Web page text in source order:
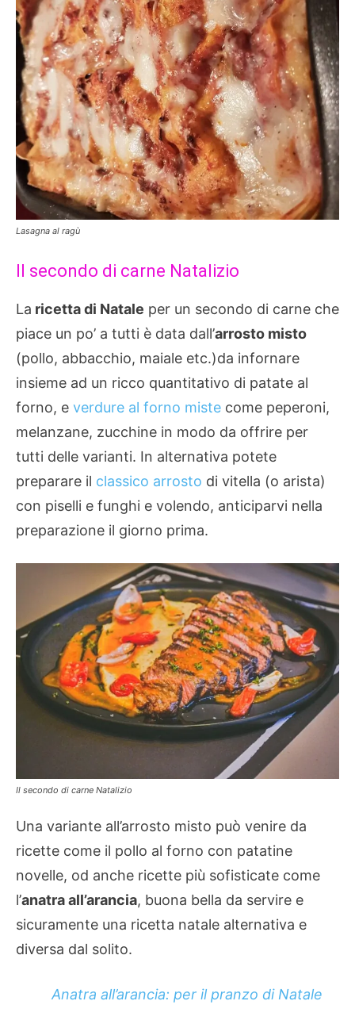
Lasagna al ragù
Il secondo di carne Natalizio
La ricetta di Natale per un secondo di carne che
piace un po’ a tutti è data dall’arrosto misto
(pollo, abbacchio, maiale etc.)da infornare
insieme ad un ricco quantitativo di patate al
forno, e verdure al forno miste come peperoni,
melanzane, zucchine in modo da offrire per
tutti delle varianti. In alternativa potete
preparare il classico arrosto di vitella (o arista)
con piselli e funghi e volendo, anticiparvi nella
preparazione il giorno prima.
Il secondo di carne Natalizio
Una variante all’arrosto misto può venire da
ricette come il pollo al forno con patatine
novelle, od anche ricette più sofisticate come
l’anatra all’arancia, buona bella da servire e
sicuramente una ricetta natale alternativa e
diversa dal solito.
Anatra all’arancia: per il pranzo di Natale